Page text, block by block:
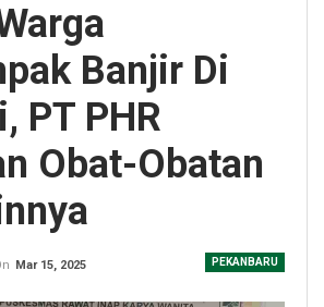
Banjir Di
PT PHR
Obat-Obatan
PEKANBARU
Mar 15, 2025